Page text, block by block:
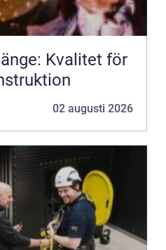
Kvalitet för
02 augusti 2026